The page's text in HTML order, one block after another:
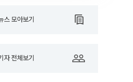
스 모아보기
자 전체보기